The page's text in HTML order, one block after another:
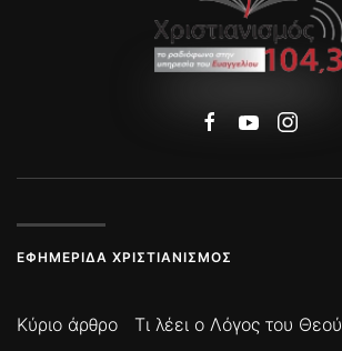
ΕΦΗΜΕΡΊΔΑ ΧΡΙΣΤΙΑΝΙΣΜΌΣ
Κύριο άρθρο Τι λέει ο Λόγος του Θεού